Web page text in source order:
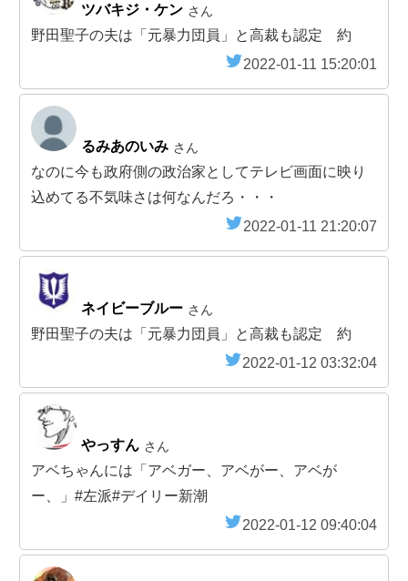
ツバキジ・ケン さん
野田聖子の夫は「元暴力団員」と高裁も認定 約
2022-01-11 15:20:01
るみあのいみ さん
なのに今も政府側の政治家としてテレビ画面に映り
込めてる不気味さは何なんだろ・・・
2022-01-11 21:20:07
ネイビーブルー さん
野田聖子の夫は「元暴力団員」と高裁も認定 約
2022-01-12 03:32:04
やっすん さん
アベちゃんには「アベガー、アベがー、アベが
ー、」#左派#デイリー新潮
2022-01-12 09:40:04